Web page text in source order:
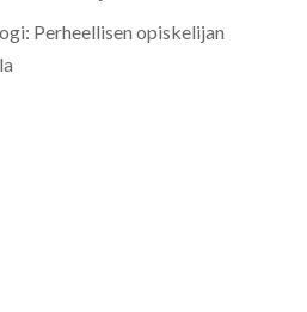
Perheellisen opiskelijan